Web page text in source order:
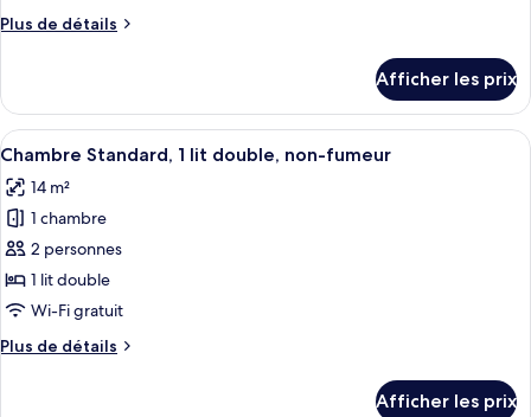
chambre :
lit
double
Plus de détails
Plus
Chambre
Standard,
1
double
Afficher les prix
Afficher
toutes
les
photos
pour
ce
type
chambre :
Un lit bien fait, avec du linge de lit
7
Chambre Standard, 1 lit double, non-fumeur
14 m²
1 chambre
2 personnes
1 lit double
Wi-Fi gratuit
Plus de détails
Plus
Afficher les prix